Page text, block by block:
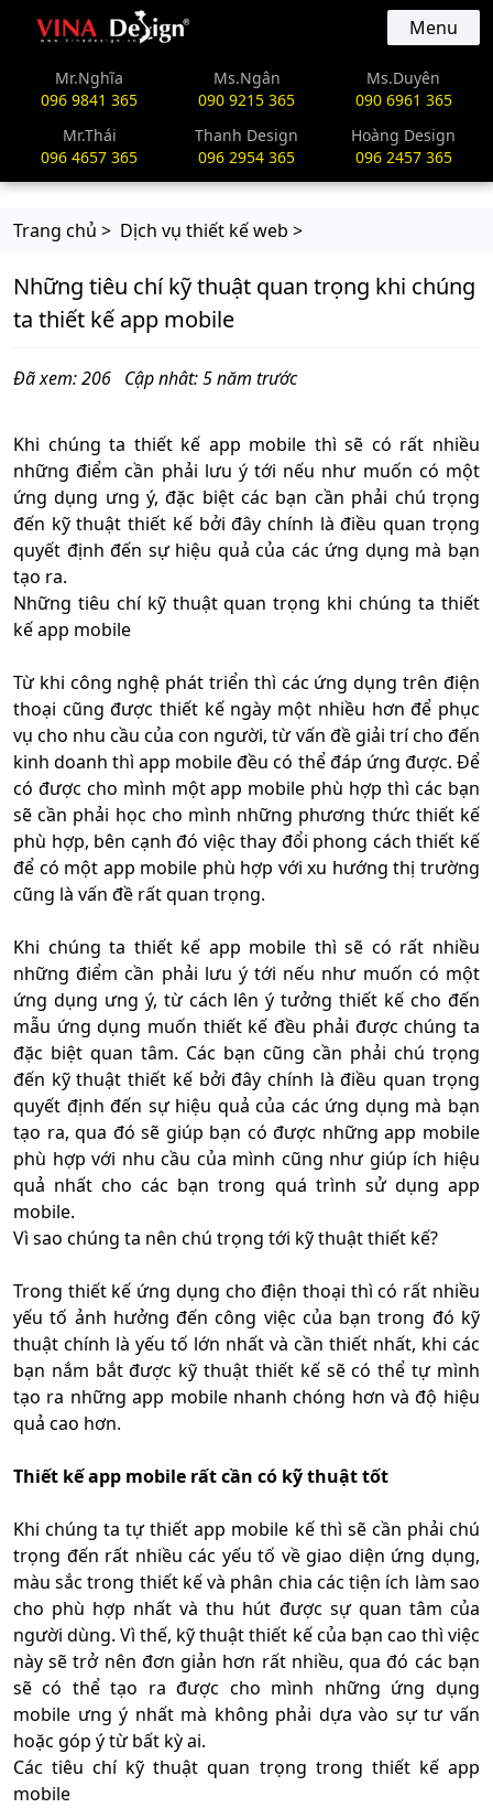
vinadesign.vn Menu
Mr.Nghĩa
096 9841 365
Ms.Ngân
090 9215 365
Ms.Duyên
090 6961 365
Mr.Thái
096 4657 365
Thanh Design
096 2954 365
Hoàng Design
096 2457 365
Trang chủ > Dịch vụ thiết kế web >
Những tiêu chí kỹ thuật quan trọng khi chúng
ta thiết kế app mobile
Đã xem: 206 Cập nhât: 5 năm trước
Khi chúng ta thiết kế app mobile thì sẽ có rất nhiều
những điểm cần phải lưu ý tới nếu như muốn có một
ứng dụng ưng ý, đặc biệt các bạn cần phải chú trọng
đến kỹ thuật thiết kế bởi đây chính là điều quan trọng
quyết định đến sự hiệu quả của các ứng dụng mà bạn
tạo ra.
Những tiêu chí kỹ thuật quan trọng khi chúng ta thiết
kế app mobile
Từ khi công nghệ phát triển thì các ứng dụng trên điện
thoại cũng được thiết kế ngày một nhiều hơn để phục
vụ cho nhu cầu của con người, từ vấn đề giải trí cho đến
kinh doanh thì app mobile đều có thể đáp ứng được. Để
có được cho mình một app mobile phù hợp thì các bạn
sẽ cần phải học cho mình những phương thức thiết kế
phù hợp, bên cạnh đó việc thay đổi phong cách thiết kế
để có một app mobile phù hợp với xu hướng thị trường
cũng là vấn đề rất quan trọng.
Khi chúng ta thiết kế app mobile thì sẽ có rất nhiều
những điểm cần phải lưu ý tới nếu như muốn có một
ứng dụng ưng ý, từ cách lên ý tưởng thiết kế cho đến
mẫu ứng dụng muốn thiết kế đều phải được chúng ta
đặc biệt quan tâm. Các bạn cũng cần phải chú trọng
đến kỹ thuật thiết kế bởi đây chính là điều quan trọng
quyết định đến sự hiệu quả của các ứng dụng mà bạn
tạo ra, qua đó sẽ giúp bạn có được những app mobile
phù hợp với nhu cầu của mình cũng như giúp ích hiệu
quả nhất cho các bạn trong quá trình sử dụng app
mobile.
Vì sao chúng ta nên chú trọng tới kỹ thuật thiết kế?
Trong thiết kế ứng dụng cho điện thoại thì có rất nhiều
yếu tố ảnh hưởng đến công việc của bạn trong đó kỹ
thuật chính là yếu tố lớn nhất và cần thiết nhất, khi các
bạn nắm bắt được kỹ thuật thiết kế sẽ có thể tự mình
tạo ra những app mobile nhanh chóng hơn và độ hiệu
quả cao hơn.
Thiết kế app mobile rất cần có kỹ thuật tốt
Khi chúng ta tự thiết app mobile kế thì sẽ cần phải chú
trọng đến rất nhiều các yếu tố về giao diện ứng dụng,
màu sắc trong thiết kế và phân chia các tiện ích làm sao
cho phù hợp nhất và thu hút được sự quan tâm của
người dùng. Vì thế, kỹ thuật thiết kế của bạn cao thì việc
này sẽ trở nên đơn giản hơn rất nhiều, qua đó các bạn
sẽ có thể tạo ra được cho mình những ứng dụng
mobile ưng ý nhất mà không phải dựa vào sự tư vấn
hoặc góp ý từ bất kỳ ai.
Các tiêu chí kỹ thuật quan trọng trong thiết kế app
mobile